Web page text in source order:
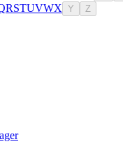
RSTUVWX Y Z